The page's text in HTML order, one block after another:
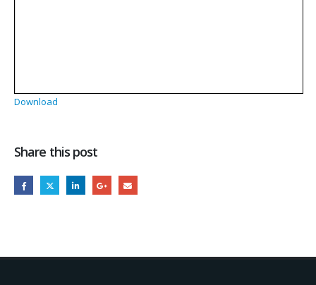
Download
Share this post